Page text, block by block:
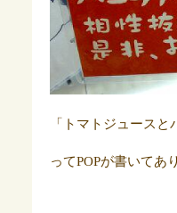
「トマトジュースと
ってPOPが書いてあ